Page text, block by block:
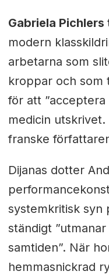
Gabriela
modern
arbetarna som
kroppar och som
för att
medicin
franske
Dijanas dotter
systemkritisk syn
ständigt
samtiden”. När
hemmasnickrad